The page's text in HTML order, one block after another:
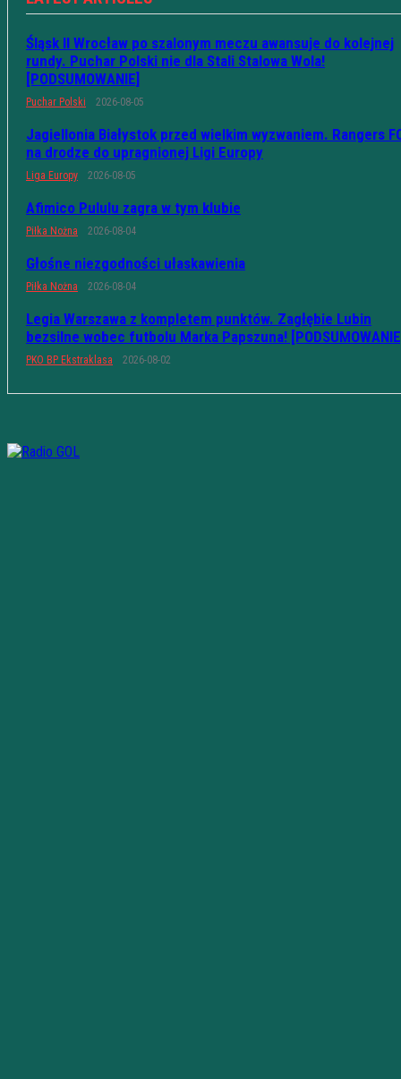
Śląsk II Wrocław po szalonym meczu awansuje do kolejnej
rundy. Puchar Polski nie dla Stali Stalowa Wola!
[PODSUMOWANIE]
Puchar Polski 2026-08-05
Jagiellonia Białystok przed wielkim wyzwaniem. Rangers
na drodze do upragnionej Ligi Europy
Liga Europy 2026-08-05
Afimico Pululu zagra w tym klubie
Piłka Nożna 2026-08-04
Głośne niezgodności ułaskawienia
Piłka Nożna 2026-08-04
Legia Warszawa z kompletem punktów. Zagłębie Lubin
bezsilne wobec futbolu Marka Papszuna!
PKO BP Ekstraklasa 2026-08-02